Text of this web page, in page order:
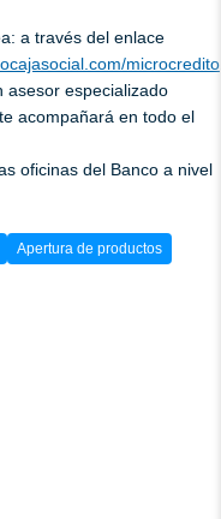
a través del enlace
microcredito
asesor especializado
acompañará en todo el
oficinas del Banco a nivel
Apertura de productos